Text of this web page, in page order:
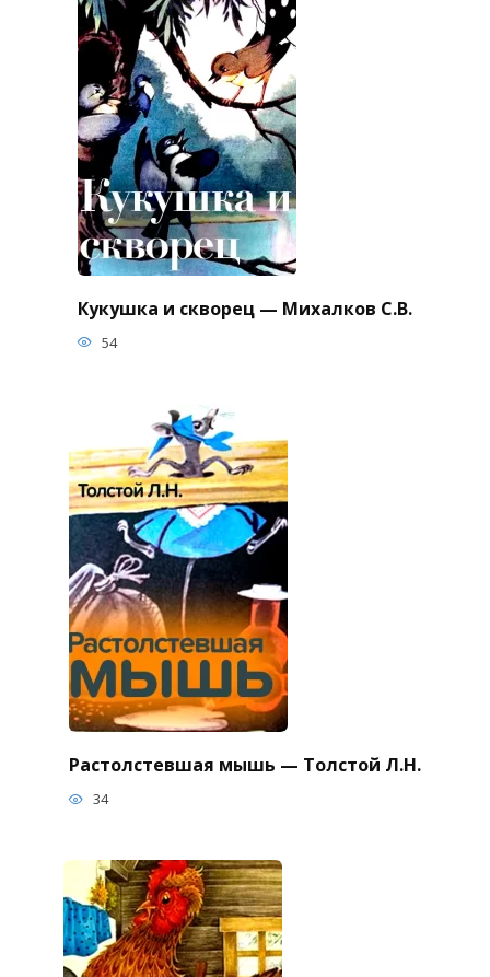
Кукушка и скворец — Михалков С.В.
54
Растолстевшая мышь — Толстой Л.Н.
34